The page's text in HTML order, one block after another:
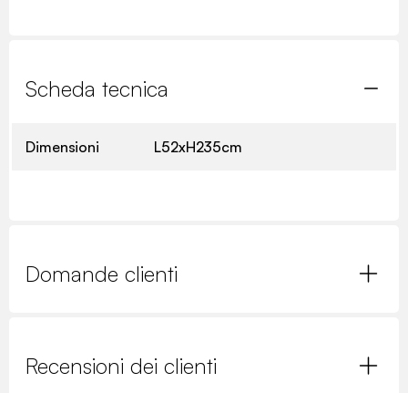
Scheda tecnica
Dimensioni L52xH235cm
Domande clienti
Recensioni dei clienti